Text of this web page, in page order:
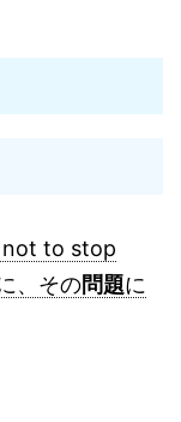
to stop
、その問題に